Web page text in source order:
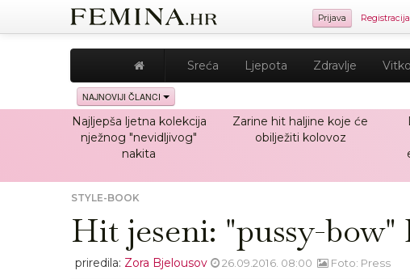
Prijava Registracija
Sreća Ljepota Zdravlje
NAJNOVIJI ČLANCI
Najljepša ljetna kolekcija
nježnog "nevidljivog"
nakita
Zarine hit haljine koje će
obilježiti kolovoz
STYLE-BOOK
Hit jeseni: "pussy-
priredila: Zora Bjelousov 26.09.2016. 08:00 Foto: Press